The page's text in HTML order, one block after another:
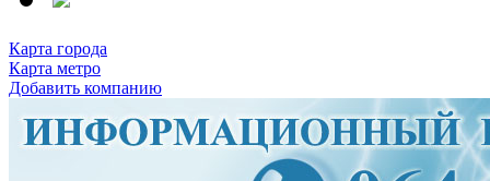
Карта города
Карта метро
Добавить компанию